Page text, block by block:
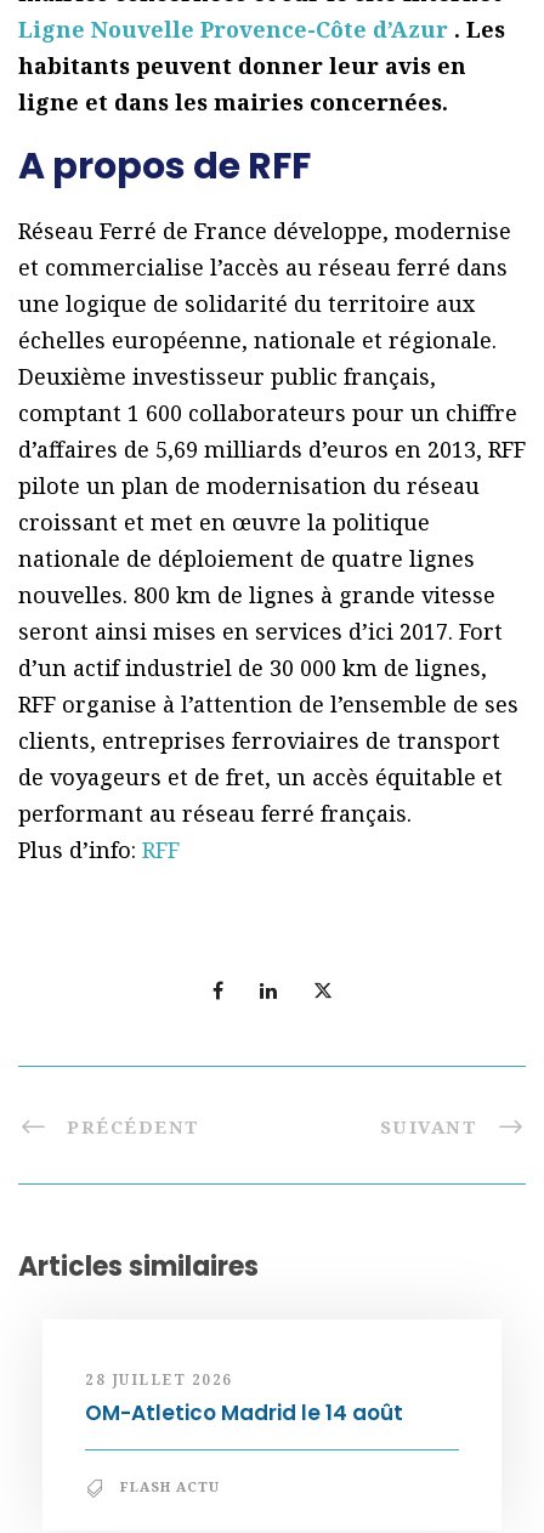
Ligne Nouvelle Provence-Côte d’Azur . Les
habitants peuvent donner leur avis en
ligne et dans les mairies concernées.
A propos de RFF
Réseau Ferré de France développe, modernise
et commercialise l’accès au réseau ferré dans
une logique de solidarité du territoire aux
échelles européenne, nationale et régionale.
Deuxième investisseur public français,
comptant 1 600 collaborateurs pour un chiffre
d’affaires de 5,69 milliards d’euros en 2013, RFF
pilote un plan de modernisation du réseau
croissant et met en œuvre la politique
nationale de déploiement de quatre lignes
nouvelles. 800 km de lignes à grande vitesse
seront ainsi mises en services d’ici 2017. Fort
d’un actif industriel de 30 000 km de lignes,
RFF organise à l’attention de l’ensemble de ses
clients, entreprises ferroviaires de transport
de voyageurs et de fret, un accès équitable et
performant au réseau ferré français.
Plus d’info: RFF
PRÉCÉDENT SUIVANT
Articles similaires
28 JUILLET 2026
OM-Atletico Madrid le 14 août
FLASH ACTU